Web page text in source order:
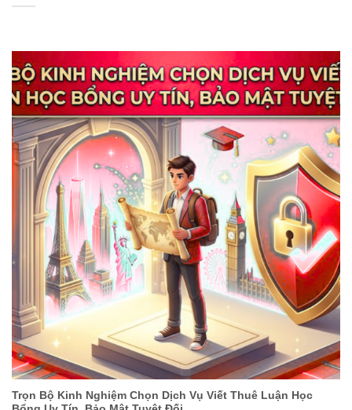
Trọn Bộ Kinh Nghiệm Chọn Dịch Vụ Viết Thuê Luận Học